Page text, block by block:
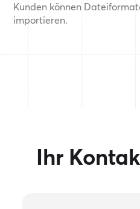
Kunden können
importieren.
Ihr